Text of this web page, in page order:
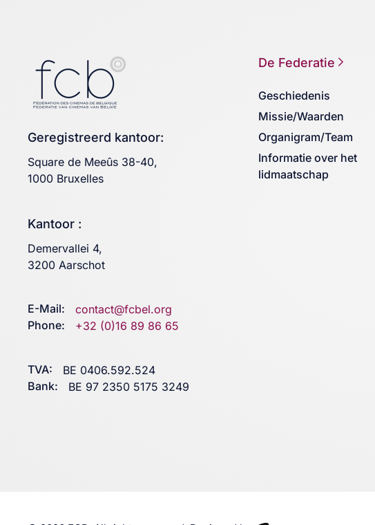
Geregistreerd kantoor:
Square de Meeûs 38-40,
1000 Bruxelles
Kantoor :
Demervallei 4,
3200 Aarschot
E-Mail:
contact@fcbel.org
Phone:
+32 (0)16 89 86 65
TVA:
BE 0406.592.524
Bank:
BE 97 2350 5175 3249
De Federatie
Geschiedenis
Missie/Waarden
Organigram/Team
Informatie over het
lidmaatschap